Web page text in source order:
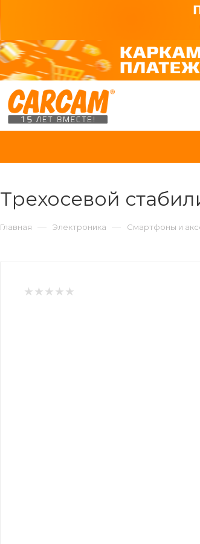
Трехосевой
Главная — Электроника — Смартфоны и